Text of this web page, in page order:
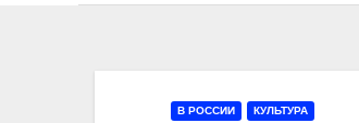
В РОССИИ КУЛЬТУРА